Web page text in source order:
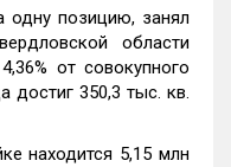
одну позицию, занял
области
от совокупного
достиг 350,3 тыс. кв.
находится 5,15 млн